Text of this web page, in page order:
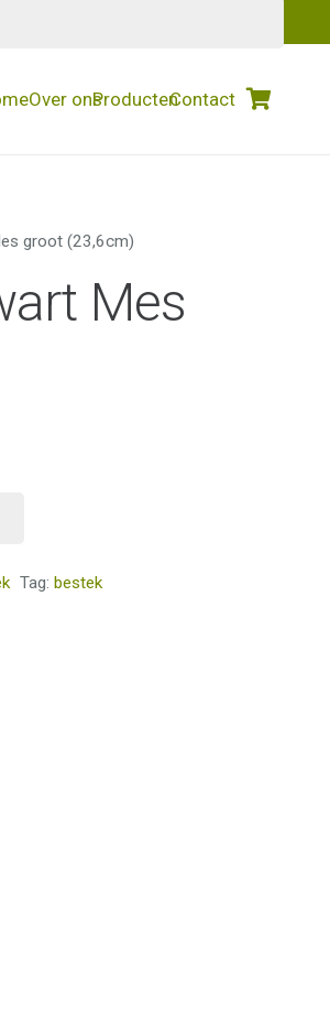
Over onsProductenContact
groot (23,6cm)
Mes
Tag: bestek